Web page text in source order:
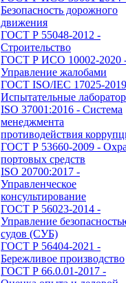
Безопасность дорожного
движения
ГОСТ Р 55048-2012 -
Строительство
ГОСТ Р ИСО 10002-2020
Управление жалобами
ГОСТ ISO/IEC 17025-
Испытательные
ISO 37001:2016 - Система
менеджмента
противодействия
ГОСТ Р 53660-2009 -
портовых средств
ISO 20700:2017 -
Управленческое
консультирование
ГОСТ Р 56023-2014 -
Управление
судов (СУБ)
ГОСТ Р 56404-2021 -
Бережливое производство
ГОСТ Р 66.0.01-2017 -